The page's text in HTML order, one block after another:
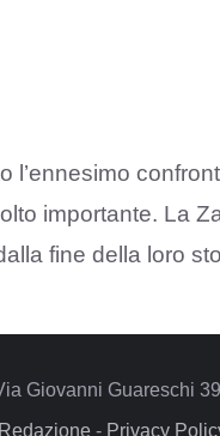
l’ennesimo
importante. La
fine della loro
Giovanni Guareschi
Redazione- Privacy